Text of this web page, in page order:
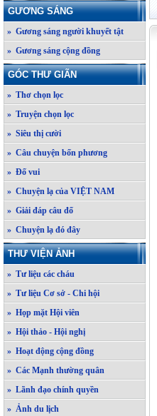
GƯƠNG SÁNG
» Gương sáng người khuyết tật
» Gương sáng cộng đồng
GÓC THƯ GIÃN
» Thơ chọn lọc
» Truyện chọn lọc
» Siêu thị cười
» Câu chuyện bốn phương
» Đố vui
» Chuyện lạ của VIỆT NAM
» Giải đáp câu đố
» Chuyện lạ đó đây
THƯ VIỆN ẢNH
» Tư liệu các cháu
» Tư liệu Cơ sở - Chi hội
» Họp mặt Hội viên
» Hội thảo - Hội nghị
» Hoạt động cộng đồng
» Các Mạnh thường quân
» Lãnh đạo chính quyền
» Ảnh du lịch